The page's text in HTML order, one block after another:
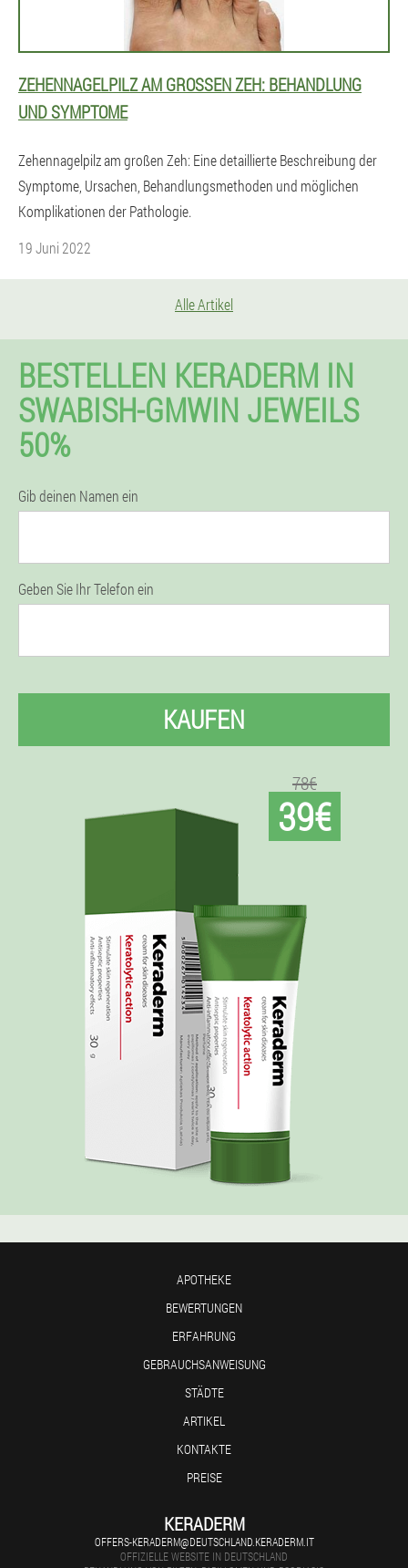
ZEHENNAGELPILZ AM GROSSEN ZEH: BEHANDLUNG U
ND SYMPTOME
Zehennagelpilz am großen Zeh: Eine detaillierte Beschreibung der
Symptome, Ursachen, Behandlungsmethoden und möglichen
Komplikationen der Pathologie.
19 Juni 2022
Alle Artikel
BESTELLEN KERADERM IN
SWABISH-GMWIN JEWEILS
50%
Gib deinen Namen ein
Geben Sie Ihr Telefon ein
KAUFEN
78€
39€
APOTHEKE
BEWERTUNGEN
ERFAHRUNG
GEBRAUCHSANWEISUNG
STÄDTE
ARTIKEL
KONTAKTE
PREISE
KERADERM
OFFERS-KERADERM@DEUTSCHLAND.KERADERM.IT
OFFIZIELLE WEBSITE IN DEUTSCHLAND